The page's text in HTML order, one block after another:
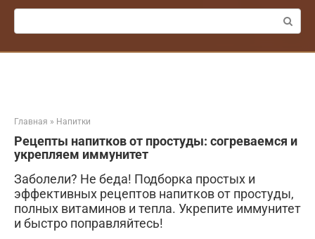
Поиск:
Главная » Напитки
Рецепты напитков от простуды: согреваемся и
укрепляем иммунитет
Заболели? Не беда! Подборка простых и
эффективных рецептов напитков от простуды,
полных витаминов и тепла. Укрепите иммунитет
и быстро поправляйтесь!